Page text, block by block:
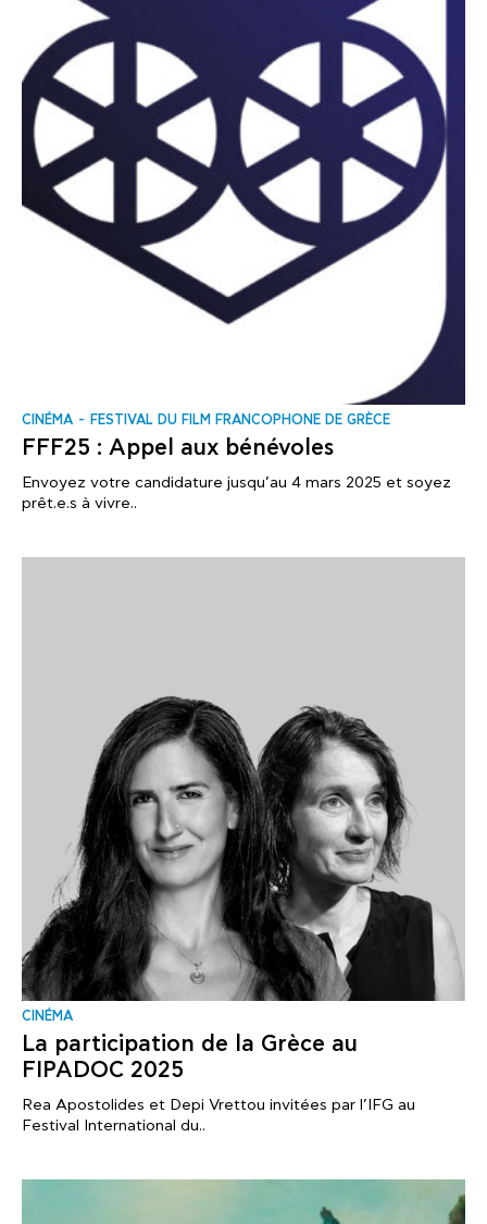
CINÉMA FESTIVAL DU FILM FRANCOPHONE DE GRÈCE
FFF25 : Appel aux bénévoles
Envoyez votre candidature jusqu’au 4 mars 2025 et soyez
prêt.e.s à vivre..
CINÉMA
La participation de la Grèce au
FIPADOC 2025
Rea Apostolides et Depi Vrettou invitées par l’IFG au
Festival International du..